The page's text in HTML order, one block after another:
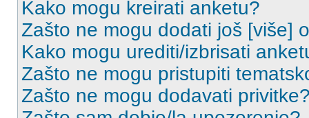
Kako mogu kreirati anketu?
Zašto ne mogu dodati još [više]
Kako mogu urediti/izbrisati
Zašto ne mogu pristupiti
Zašto ne mogu dodavati